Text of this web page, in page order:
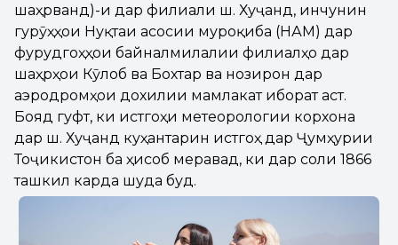
шаҳрвандӣ)-и дар филиали ш. Хуҷанд, инчунин
гурӯҳҳои Нуқтаи асосии муроқиба (НАМ) дар
фурудгоҳҳои байналмилалии филиалҳо дар
шаҳрҳои Кӯлоб ва Бохтар ва нозирон дар
аэродромҳои дохилии мамлакат иборат аст.
Бояд гуфт, ки истгоҳи метеорологии корхона
дар ш. Хуҷанд куҳантарин истгоҳ дар Ҷумҳурии
Тоҷикистон ба ҳисоб меравад, ки дар соли 1866
ташкил карда шуда буд.